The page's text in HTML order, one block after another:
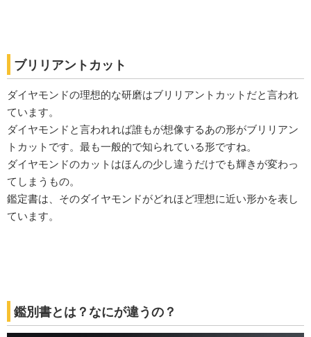
ブリリアントカット
ダイヤモンドの理想的な研磨はブリリアントカットだと言われ
ています。
ダイヤモンドと言われれば誰もが想像するあの形がブリリアン
トカットです。最も一般的で知られている形ですね。
ダイヤモンドのカットはほんの少し違うだけでも輝きが変わっ
てしまうもの。
鑑定書は、そのダイヤモンドがどれほど理想に近い形かを表し
ています。
鑑別書とは？なにが違うの？